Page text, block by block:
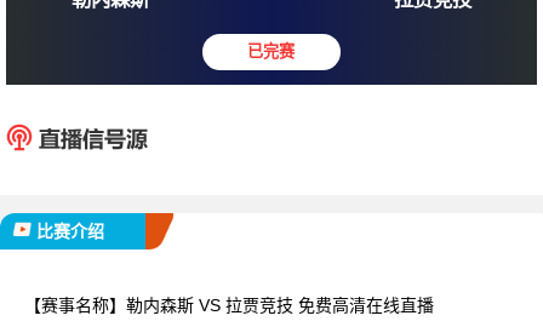
2026-06-04 04:00:00
0 : 0
比赛介绍
【赛事名称】 勒内森斯 VS 拉贾竞技 免费高清在线直播